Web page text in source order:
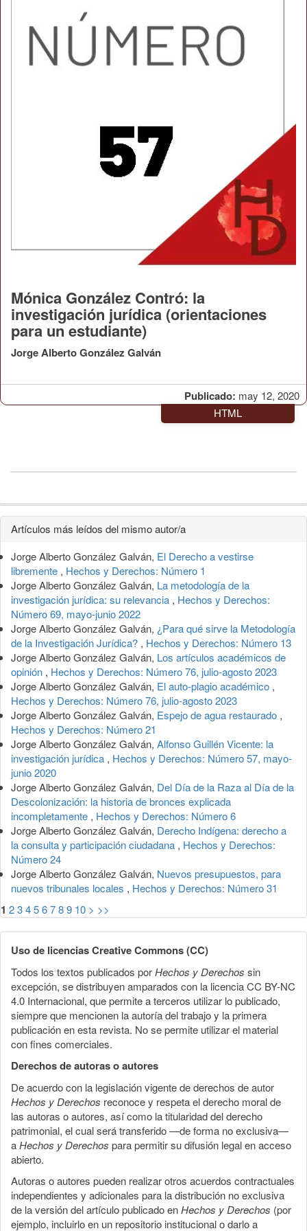
Publicado: may 12, 2020
Mónica González Contró: la
investigación jurídica (orientaciones
para un estudiante)
Jorge Alberto González Galván
HTML
Detalles
del
artículo
Artículos más leídos del mismo autor/a
Jorge Alberto González Galván, El Derecho a vestirse
libremente , Hechos y Derechos: Número 1
Jorge Alberto González Galván, La metodología de la
investigación jurídica: su relevancia , Hechos y Derechos:
Número 69, mayo-junio 2022
Jorge Alberto González Galván, ¿Para qué sirve la Metodología
de la Investigación Jurídica? , Hechos y Derechos: Número 13
Jorge Alberto González Galván, Los artículos académicos de
opinión , Hechos y Derechos: Número 76, julio-agosto 2023
Jorge Alberto González Galván, El auto-plagio académico ,
Hechos y Derechos: Número 76, julio-agosto 2023
Jorge Alberto González Galván, Espejo de agua restaurado ,
Hechos y Derechos: Número 21
Jorge Alberto González Galván, Alfonso Guillén Vicente: la
investigación jurídica , Hechos y Derechos: Número 57, mayo-
junio 2020
Jorge Alberto González Galván, Del Día de la Raza al Día de la
Descolonización: la historia de bronces explicada
incompletamente , Hechos y Derechos: Número 6
Jorge Alberto González Galván, Derecho Indígena: derecho a
la consulta y participación ciudadana , Hechos y Derechos:
Número 24
Jorge Alberto González Galván, Nuevos presupuestos, para
nuevos tribunales locales , Hechos y Derechos: Número 31
1 23456789 10 > >>
Uso de licencias Creative Commons (CC)
Todos los textos publicados porHechos y Derechos sin
excepción, se distribuyen amparados con la licencia CC BY-NC
4.0 Internacional, que permite a terceros utilizar lo publicado,
siempre que mencionen la autoría del trabajo y la primera
publicación en esta revista. No se permite utilizar el material
con fines comerciales.
Derechos de autoras o autores
De acuerdo con la legislación vigente de derechos de autor
Hechos y Derechos reconoce y respeta el derecho moral de
las autoras o autores, así como la titularidad del derecho
patrimonial, el cual será transferido —de forma no exclusiva—
aHechos y Derechos para permitir su difusión legal en acceso
abierto.
Autoras o autores pueden realizar otros acuerdos contractuales
independientes y adicionales para la distribución no exclusiva
de la versión del artículo publicado enHechos y Derechos (por
ejemplo, incluirlo en un repositorio institucional o darlo a